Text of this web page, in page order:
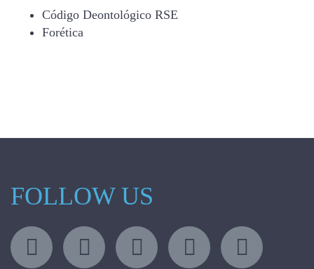
Código Deontológico RSE
Forética
FOLLOW US